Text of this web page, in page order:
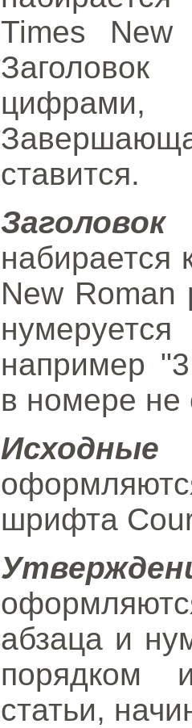
Times
ставится.
New Roman
например
в номере не
шрифта
абзаца и
порядком
статьи,